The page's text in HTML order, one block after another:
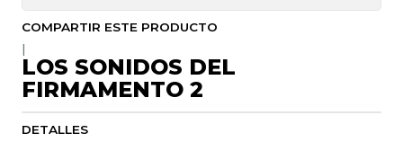
COMPARTIR ESTE PRODUCTO
LOS SONIDOS DEL
FIRMAMENTO 2
DETALLES